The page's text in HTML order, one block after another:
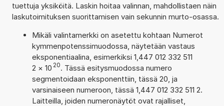
tuettuja yksiköitä. Laskin hoitaa valinnan, mahdollistaen näin
laskutoimituksen suorittamisen vain sekunnin murto-osassa.
Mikäli valintamerkki on asetettu kohtaan Numerot
kymmenpotenssimuodossa, näytetään vastaus
eksponentiaalina, esimerkiksi 1,447 012 332 511
2 × 10 20. Tässä esitysmuodossa numero
segmentoidaan eksponenttiin, tässä 20, ja
varsinaiseen numeroon, tässä 1,447 012 332 511 2.
Laitteilla, joiden numeronäytöt ovat rajalliset,